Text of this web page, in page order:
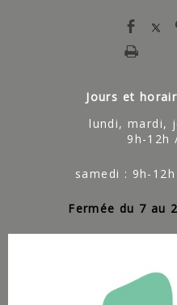
Jours et
lundi, mardi,
9h-12h
samedi : 9h-
Fermée du 7 au